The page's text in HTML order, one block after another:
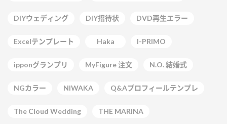
DIYウェディング DIY招待状 DVD再生エラー
Excelテンプレート Haka I-PRIMO
ipponグランプリ MyFigure 注文 N.O. 結婚式
NGカラー NIWAKA Q&Aプロフィールテンプレ
The Cloud Wedding THE MARINA